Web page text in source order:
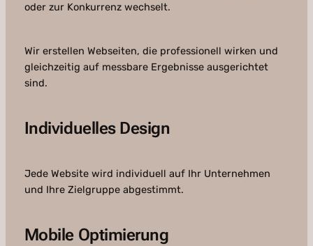
oder zur Konkurrenz wechselt.
Wir erstellen Webseiten, die professionell wirken und
gleichzeitig auf messbare Ergebnisse ausgerichtet
sind.
Individuelles Design
Jede Website wird individuell auf Ihr Unternehmen
und Ihre Zielgruppe abgestimmt.
Mobile Optimierung